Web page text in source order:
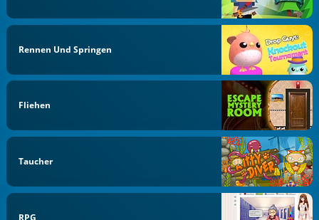
Rennen Und Springen
Fliehen
Taucher
RPG